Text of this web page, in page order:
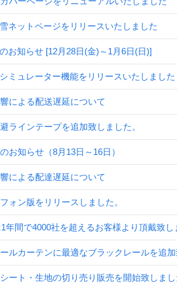
ネットページをリリースいたしました
お知らせ [12月28日(金)～1月6日(日)]
ミュレーター機能をリリースいたしました
による配送遅延について
ラインテープを追加致しました。
お知らせ（8月13日～16日）
による配達遅延について
ォン版をリリースしました。
1年間で4000社を超えるお客様より頂戴致
ールカーテンに最適なブラックレールを追
ート・生地の切り売り販売を開始致しま